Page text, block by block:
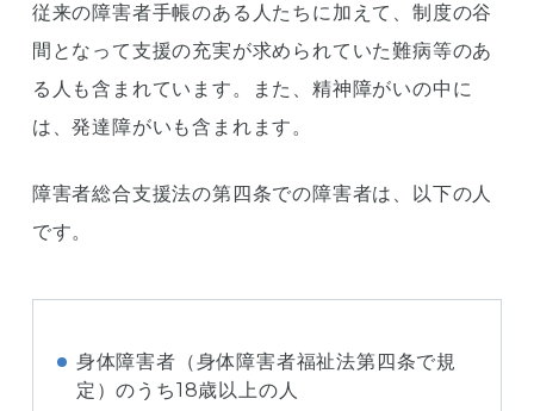
従来の障害者手帳のある人たちに加えて、制度の谷
間となって支援の充実が求められていた難病等のあ
る人も含まれています。また、精神障がいの中に
は、発達障がいも含まれます。
障害者総合支援法の第四条での障害者は、以下の人
です。
身体障害者（身体障害者福祉法第四条で規
定）のうち18歳以上の人